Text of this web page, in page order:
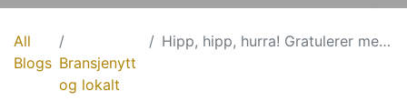
All
Blogs Bransjenytt
og lokalt
Hipp, hipp, hurra! Gratulerer med dagen fra Nesna Maskinstasjon!